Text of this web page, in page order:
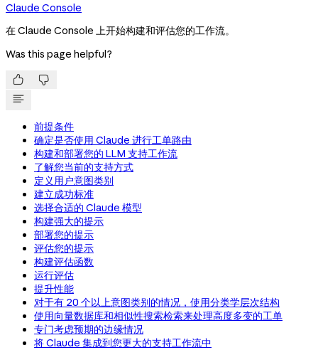
Claude Console
在 Claude Console 上开始构建和评估您的工作流。
Was this page helpful?
 
前提条件
确定是否使用 Claude 进行工单路由
构建和部署您的 LLM 支持工作流
了解您当前的支持方式
定义用户意图类别
建立成功标准
选择合适的 Claude 模型
构建强大的提示
部署您的提示
评估您的提示
构建评估函数
运行评估
提升性能
对于有 20 个以上意图类别的情况，使用分类学层次结构
使用向量数据库和相似性搜索检索来处理高度多变的工单
专门考虑预期的边缘情况
将 Claude 集成到您更大的支持工作流中